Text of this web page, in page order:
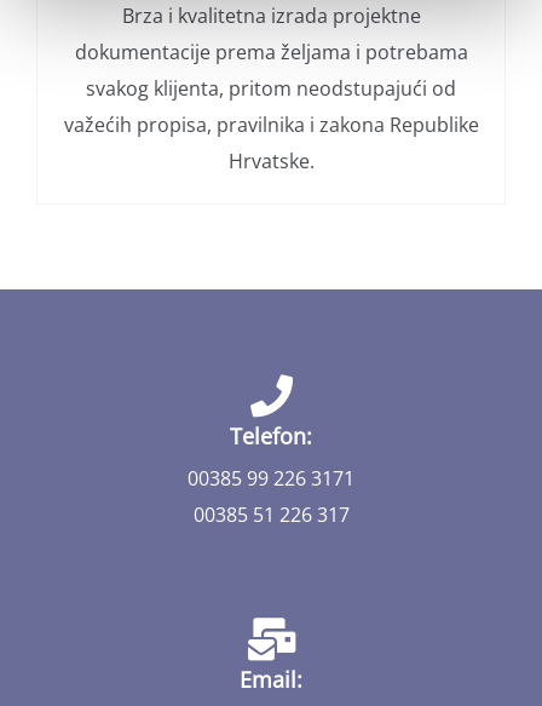
Brza i kvalitetna izrada projektne
dokumentacije prema željama i potrebama
svakog klijenta, pritom neodstupajući od
važećih propisa, pravilnika i zakona Republike
Hrvatske.
Telefon:
00385 99 226 3171
00385 51 226 317
Email: